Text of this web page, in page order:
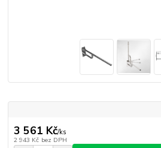
3 561 Kč/ks
2 943 Kč bez DPH